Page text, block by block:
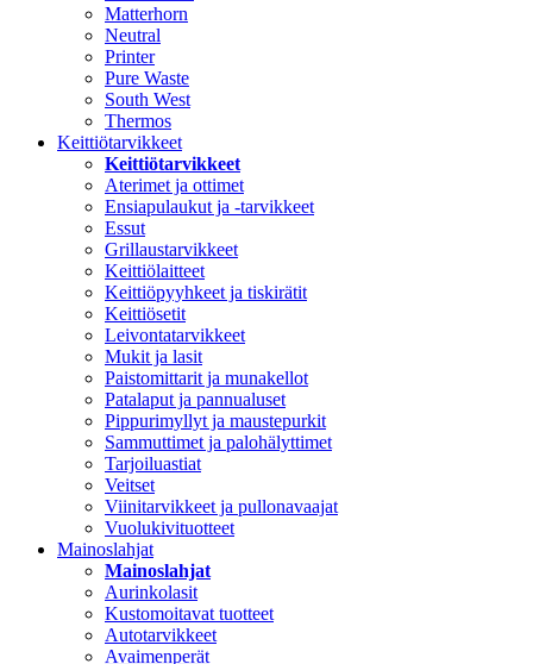
Matterhorn
Neutral
Printer
Pure Waste
South West
Thermos
Keittiötarvikkeet
Keittiötarvikkeet
Aterimet ja ottimet
Ensiapulaukut ja -tarvikkeet
Essut
Grillaustarvikkeet
Keittiölaitteet
Keittiöpyyhkeet ja tiskirätit
Keittiösetit
Leivontatarvikkeet
Mukit ja lasit
Paistomittarit ja munakellot
Patalaput ja pannualuset
Pippurimyllyt ja maustepurkit
Sammuttimet ja palohälyttimet
Tarjoiluastiat
Veitset
Viinitarvikkeet ja pullonavaajat
Vuolukivituotteet
Mainoslahjat
Mainoslahjat
Aurinkolasit
Kustomoitavat tuotteet
Autotarvikkeet
Avaimenperät